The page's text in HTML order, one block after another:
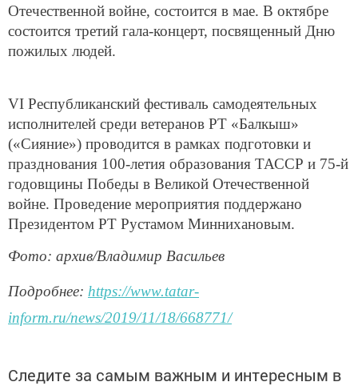
Отечественной войне, состоится в мае. В октябре
состоится третий гала-концерт, посвященный Дню
пожилых людей.
VI Республиканский фестиваль самодеятельных
исполнителей среди ветеранов РТ «Балкыш»
(«Сияние») проводится в рамках подготовки и
празднования 100-летия образования ТАССР и 75-й
годовщины Победы в Великой Отечественной
войне. Проведение мероприятия поддержано
Президентом РТ Рустамом Миннихановым.
Фото: архив/Владимир Васильев
Подробнее: https://www.tatar-
inform.ru/news/2019/11/18/668771/
Следите за самым важным и интересным в